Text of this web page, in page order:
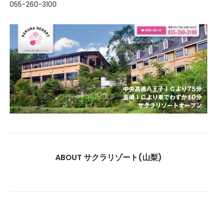
055-260-3100
ABOUT サクラリゾート(山梨)